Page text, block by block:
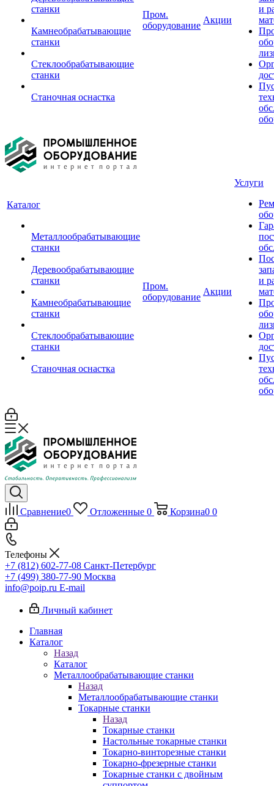
станки
Камнеобрабатывающие
станки
Стеклообрабатывающие
станки
Станочная оснастка
Пром.
оборудование
Акции
и
Каталог
Металлообрабатывающие
станки
Деревообрабатывающие
станки
Камнеобрабатывающие
станки
Стеклообрабатывающие
станки
Станочная оснастка
Пром.
оборудование
Акции
Услуги
и
Сравнение0 Отложенные 0 Корзина0 0
Телефоны
+7 (812) 602-77-08 Санкт-Петербург
+7 (499) 380-77-90 Москва
info@poip.ru E-mail
Личный кабинет
Главная
Каталог
Назад
Каталог
Металлообрабатывающие станки
Назад
Металлообрабатывающие станки
Токарные станки
Назад
Токарные станки
Настольные токарные станки
Токарно-винторезные станки
Токарно-фрезерные станки
Токарные станки с двойным